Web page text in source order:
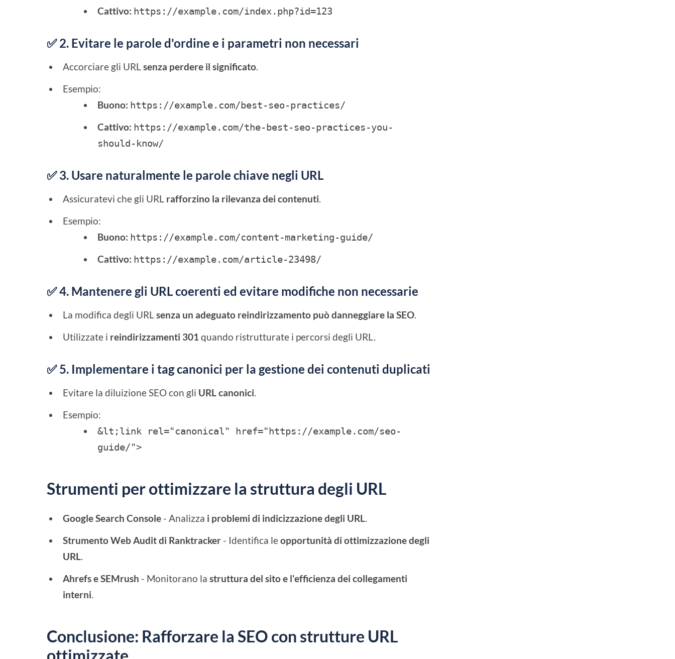
Cattivo: https://example.com/index.php?id=123
✅ 2. Evitare le parole d'ordine e i parametri non necessari
Accorciare gli URLsenza perdere il significato.
Esempio:
Buono: https://example.com/best-seo-practices/
Cattivo: https://example.com/the-best-seo-practices-you-
should-know/
✅ 3. Usare naturalmente le parole chiave negli URL
Assicuratevi che gli URL rafforzino la rilevanza dei contenuti.
Esempio:
Buono: https://example.com/content-marketing-guide/
Cattivo: https://example.com/article-23498/
✅ 4. Mantenere gli URL coerenti ed evitare modifiche non necessarie
La modifica degli URLsenza un adeguato reindirizzamento può danneggiare la SEO.
Utilizzate i reindirizzamenti 301 quando ristrutturate i percorsi degli URL.
✅ 5. Implementare i tag canonici per la gestione dei contenuti duplicati
Evitare la diluizione SEO con gli URL canonici.
Esempio:
&lt;link rel="canonical" href="https://example.com/seo-
guide/">
Strumenti per ottimizzare la struttura degli URL
Google Search Console - Analizza i problemi di indicizzazione degli URL.
Strumento Web Audit di Ranktracker - Identifica leopportunità di ottimizzazione degli
URL.
Ahrefs e SEMrush - Monitorano lastruttura del sito e l'efficienza dei collegamenti
interni.
Conclusione: Rafforzare la SEO con strutture URL